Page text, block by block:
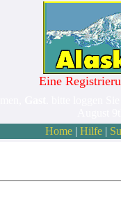
Eine
Home| Hilfe|